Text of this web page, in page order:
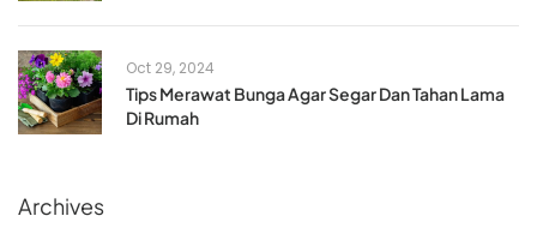
Oct 29, 2024
Tips Merawat Bunga Agar Segar Dan Tahan Lama
Di Rumah
Archives